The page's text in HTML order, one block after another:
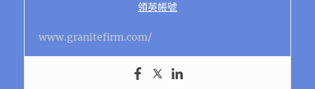
領英帳號
www.granitefirm.com/